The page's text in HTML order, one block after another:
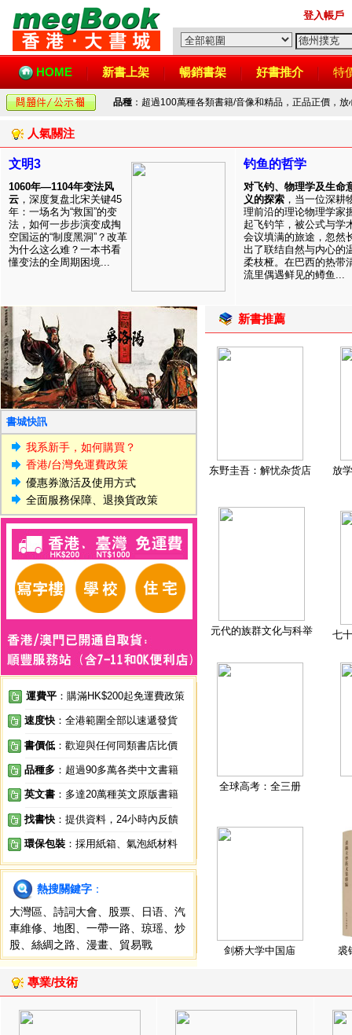
登入帳戶
HOME 新書上架 暢銷書架 好書推介 特
品種 ：超過100萬種各類書籍/音像和精品，正品正價，
人氣關注
文明3
1060年—1104年变法风
云 ，深度复盘北宋关键45
年：一场名为“救国”的变
法，如何一步步演变成掏
空国运的“制度黑洞”？改革
为什么这么难？一本书看
懂变法的全周期困境...
钓鱼的哲学
对飞钓、物理学及生命
义的探索 ，当一位深耕
理前沿的理论物理学家
起飞钓竿，被公式与学
会议填满的旅途，忽然
出了联结自然与内心的
柔枝桠。在巴西的热带
流里偶遇鲜见的鳟鱼...
書城快訊
我系新手，如何購買？
香港/台灣免運費政策
優惠券激活及使用方式
全面服務保障、退換貨政策
運費平 ：購滿HK$200起免運費政策
速度快 ：全港範圍全部以速遞發貨
書價低 ：歡迎與任何同類書店比價
品種多 ：超過90多萬各类中文書籍
英文書 ：多達20萬種英文原版書籍
找書快 ：提供資料，24小時內反饋
環保包裝 ：採用紙箱、氣泡紙材料
熱搜關鍵字 ：
大灣區
詩詞大會 股票 日语
汽
車維修
地图 一帶一路 琼瑶
炒
股
絲綢之路 漫畫 貿易戰
新書推薦
东野圭吾：解忧杂货店 放
元代的族群文化与科举 七
全球高考：全三册
剑桥大学中国庙 裘
專業/技術